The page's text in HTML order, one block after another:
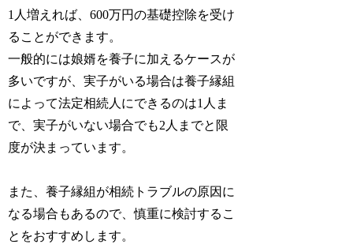
1人増えれば、600万円の基礎控除を受け
ることができます。
一般的には娘婿を養子に加えるケースが
多いですが、実子がいる場合は養子縁組
によって法定相続人にできるのは1人ま
で、実子がいない場合でも2人までと限
度が決まっています。
また、養子縁組が相続トラブルの原因に
なる場合もあるので、慎重に検討するこ
とをおすすめします。